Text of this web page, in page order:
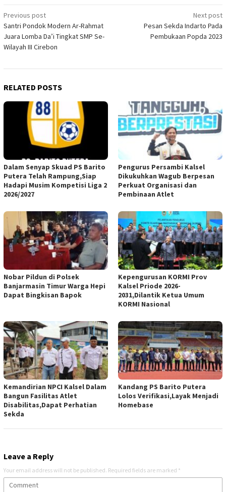
Post
navigation
Previous post
Santri Pondok Modern Ar-Rahmat
Juara Lomba Da’i Tingkat SMP Se-
Wilayah III Cirebon
Next post
Pesan Sekda Indarto Pada
Pembukaan Popda 2023
RELATED POSTS
Dalam Senyap Skuad PS Barito
Putera Telah Rampung,Siap
Hadapi Musim Kompetisi Liga 2
2026/2027
Pengurus Persambi Kalsel
Dikukuhkan Wagub Berpesan
Perkuat Organisasi dan
Pembinaan Atlet
Nobar Pildun di Polsek
Banjarmasin Timur Warga Hepi
Dapat Bingkisan Bapok
Kepengurusan KORMI Prov
Kalsel Priode 2026-
2031,Dilantik Ketua Umum
KORMI Nasional
Kemandirian NPCI Kalsel Dalam
Bangun Fasilitas Atlet
Disabilitas,Dapat Perhatian
Sekda
Kandang PS Barito Putera
Lolos Verifikasi,Layak Menjadi
Homebase
Leave a Reply
Your email address will not be published. Required fields are marked *